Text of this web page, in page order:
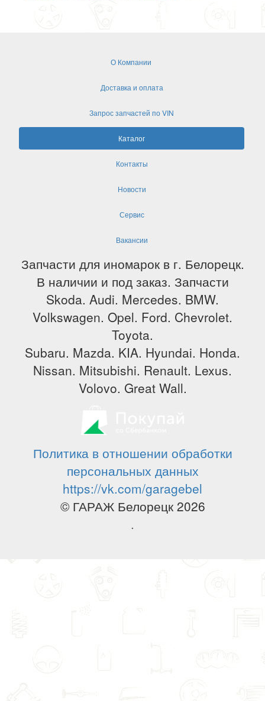
О Компании
Доставка и оплата
Запрос запчастей по VIN
Каталог
Контакты
Новости
Сервис
Вакансии
Запчасти для иномарок в г. Белорецк.
В наличии и под заказ. Запчасти
Skoda. Audi. Mercedes. BMW.
Volkswagen. Opel. Ford. Chevrolet.
Toyota.
Subaru. Mazda. KIA. Hyundai. Honda.
Nissan. Mitsubishi. Renault. Lexus.
Volovo. Great Wall.
Политика в отношении обработки
персональных данных
https://vk.com/garagebel
© ГАРАЖ Белорецк 2026
.